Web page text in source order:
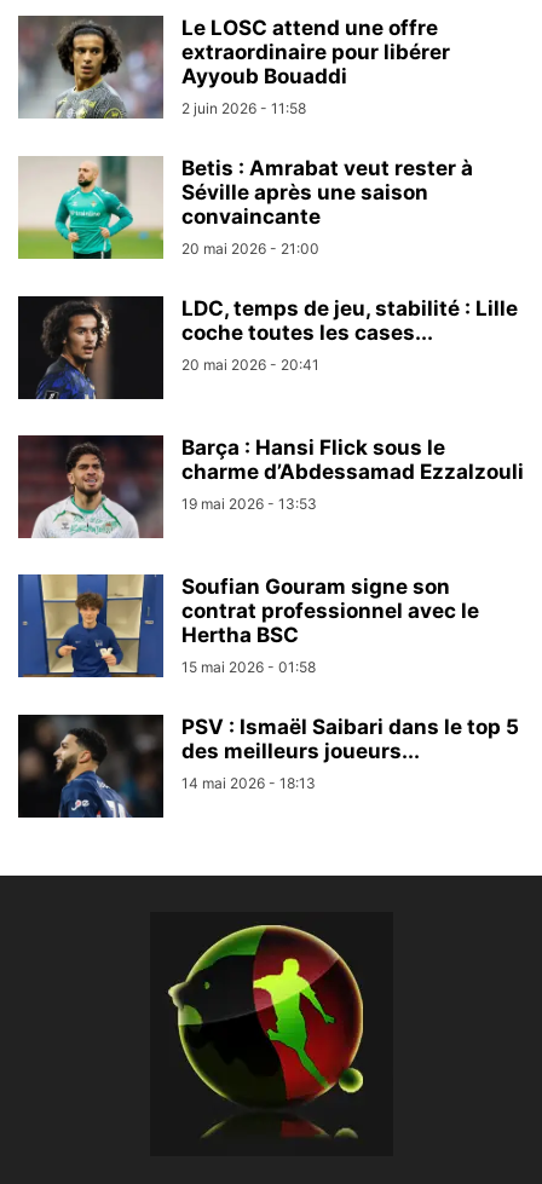
Le LOSC attend une offre
extraordinaire pour libérer
Ayyoub Bouaddi
2 juin 2026 - 11:58
Betis : Amrabat veut rester à
Séville après une saison
convaincante
20 mai 2026 - 21:00
LDC, temps de jeu, stabilité : Lille
coche toutes les cases...
20 mai 2026 - 20:41
Barça : Hansi Flick sous le
charme d’Abdessamad Ezzalzouli
19 mai 2026 - 13:53
Soufian Gouram signe son
contrat professionnel avec le
Hertha BSC
15 mai 2026 - 01:58
PSV : Ismaël Saibari dans le top 5
des meilleurs joueurs...
14 mai 2026 - 18:13